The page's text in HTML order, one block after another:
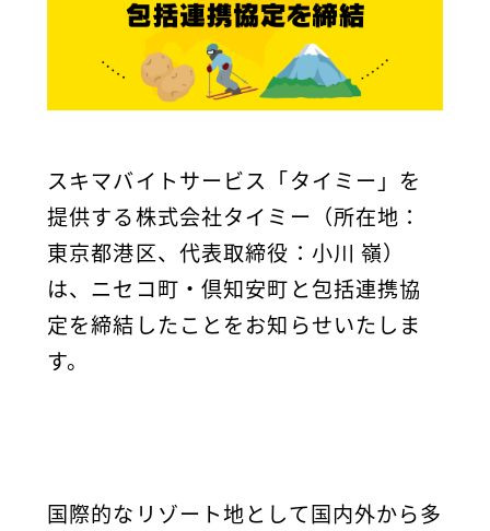
スキマバイトサービス「タイミー」を
提供する株式会社タイミー（所在地：
東京都港区、代表取締役：小川 嶺）
は、ニセコ町・倶知安町と包括連携協
定を締結したことをお知らせいたしま
す。
国際的なリゾート地として国内外から多